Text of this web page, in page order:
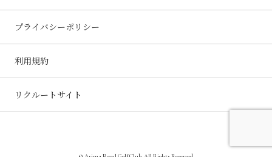
プライバシーポリシー
利用規約
リクルートサイト